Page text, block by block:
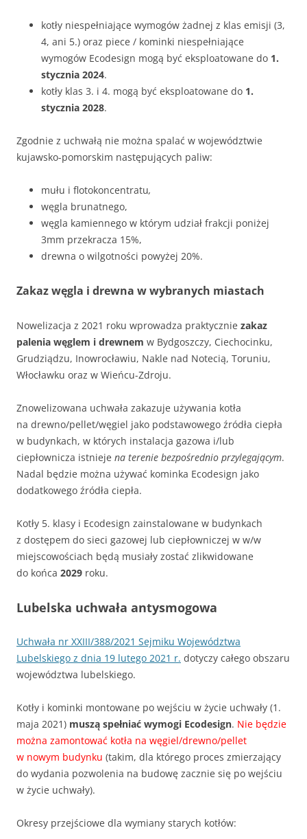
kotły niespełniające wymogów żadnej z klas emisji (3,
4, ani 5.) oraz piece / kominki niespełniające
wymogów Ecodesign mogą być eksploatowane do 1.
stycznia 2024.
kotły klas 3. i 4. mogą być eksploatowane do 1.
stycznia 2028.
Zgodnie z uchwałą nie można spalać w województwie
kujawsko-pomorskim następujących paliw:
mułu i flotokoncentratu,
węgla brunatnego,
węgla kamiennego w którym udział frakcji poniżej
3mm przekracza 15%,
drewna o wilgotności powyżej 20%.
Zakaz węgla i drewna w wybranych miastach
Nowelizacja z 2021 roku wprowadza praktycznie zakaz
palenia węglem i drewnem w Bydgoszczy, Ciechocinku,
Grudziądzu, Inowrocławiu, Nakle nad Notecią, Toruniu,
Włocławku oraz w Wieńcu-Zdroju.
Znowelizowana uchwała zakazuje używania kotła
na drewno/pellet/węgiel jako podstawowego źródła ciepła
w budynkach, w których instalacja gazowa i/lub
ciepłownicza istnieje na terenie bezpośrednio przylegającym.
Nadal będzie można używać kominka Ecodesign jako
dodatkowego źródła ciepła.
Kotły 5. klasy i Ecodesign zainstalowane w budynkach
z dostępem do sieci gazowej lub ciepłowniczej w w/w
miejscowościach będą musiały zostać zlikwidowane
do końca 2029 roku.
Lubelska uchwała antysmogowa
Uchwała nr XXIII/388/2021 Sejmiku Województwa
Lubelskiego z dnia 19 lutego 2021 r. dotyczy całego obszaru
województwa lubelskiego.
Kotły i kominki montowane po wejściu w życie uchwały (1.
maja 2021) muszą spełniać wymogi Ecodesign. Nie będzie
można zamontować kotła na węgiel/drewno/pellet
w nowym budynku (takim, dla którego proces zmierzający
do wydania pozwolenia na budowę zacznie się po wejściu
w życie uchwały).
Okresy przejściowe dla wymiany starych kotłów: